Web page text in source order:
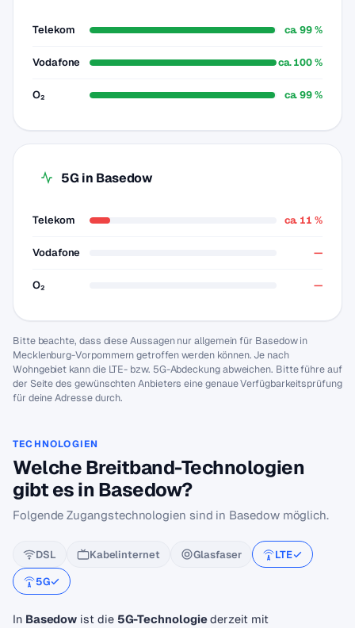
Telekom ca. 99 %
Vodafone ca. 100 %
O₂ ca. 99 %
5G in Basedow
Telekom ca. 11 %
Vodafone —
O₂ —
Bitte beachte, dass diese Aussagen nur allgemein für Basedow in
Mecklenburg-Vorpommern getroffen werden können. Je nach
Wohngebiet kann die LTE- bzw. 5G-Abdeckung abweichen. Bitte führe auf
der Seite des gewünschten Anbieters eine genaue Verfügbarkeitsprüfung
für deine Adresse durch.
TECHNOLOGIEN
Welche Breitband-Technologien
gibt es in Basedow?
Folgende Zugangstechnologien sind in Basedow möglich.
DSL Kabelinternet Glasfaser
LTE
5G
In Basedow ist die 5G-Technologiederzeit mit